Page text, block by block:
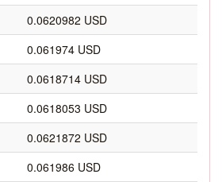
0.0620982 USD
0.061974 USD
0.0618714 USD
0.0618053 USD
0.0621872 USD
0.061986 USD